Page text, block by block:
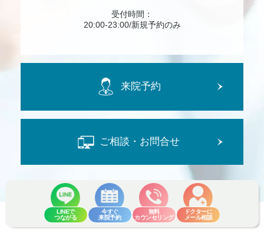
LINEで
つながる
今すぐ
来院予約
無料
カウンセリング
ドクターに
メール相談
受付時間：
20:00-23:00/新規予約のみ
来院予約
ご相談・お問合せ